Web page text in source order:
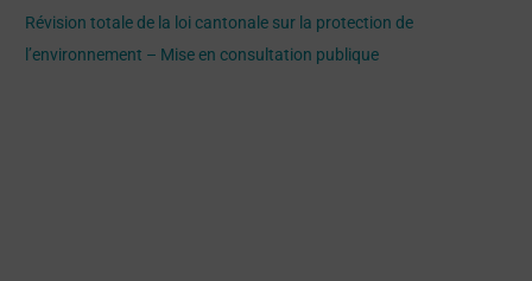
:Révision totale de la loi cantonale sur la protection de
l’environnement – Mise en consultation publique